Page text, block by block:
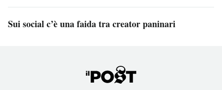
Sui social c’è una faida tra creator paninari